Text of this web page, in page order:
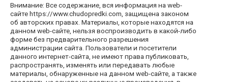
Внимание: Все содержание, вся информация на web-
сайте https://www.chudopredki.com, защищена законом
об авторских правах. Материалы, которые находятся на
данном web-сайте, нельзя воспроизводить в какой-либо
форме без предварительного разрешения
администрации сайта. Пользователи и посетители
данного интернет-сайта, не имеют права публиковать,
распространять, изменять или передавать любые
материалы, обнаруженные на данном web-сайте, а также